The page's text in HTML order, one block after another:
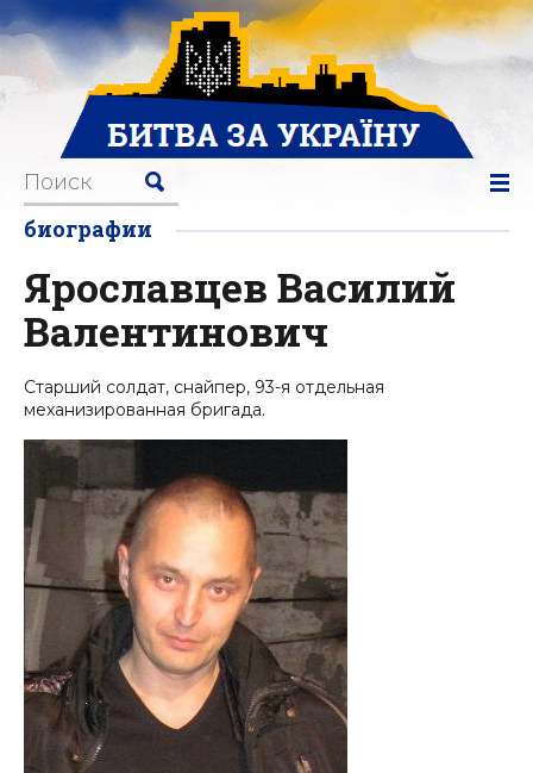
биографии
Ярославцев Василий
Валентинович
Старший солдат, снайпер, 93-я отдельная
механизированная бригада.